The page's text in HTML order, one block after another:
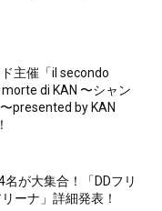
主催「il secondo
di KAN 〜シャン
presented by KAN
が大集合！「DDフリ
ーナ」詳細発表！